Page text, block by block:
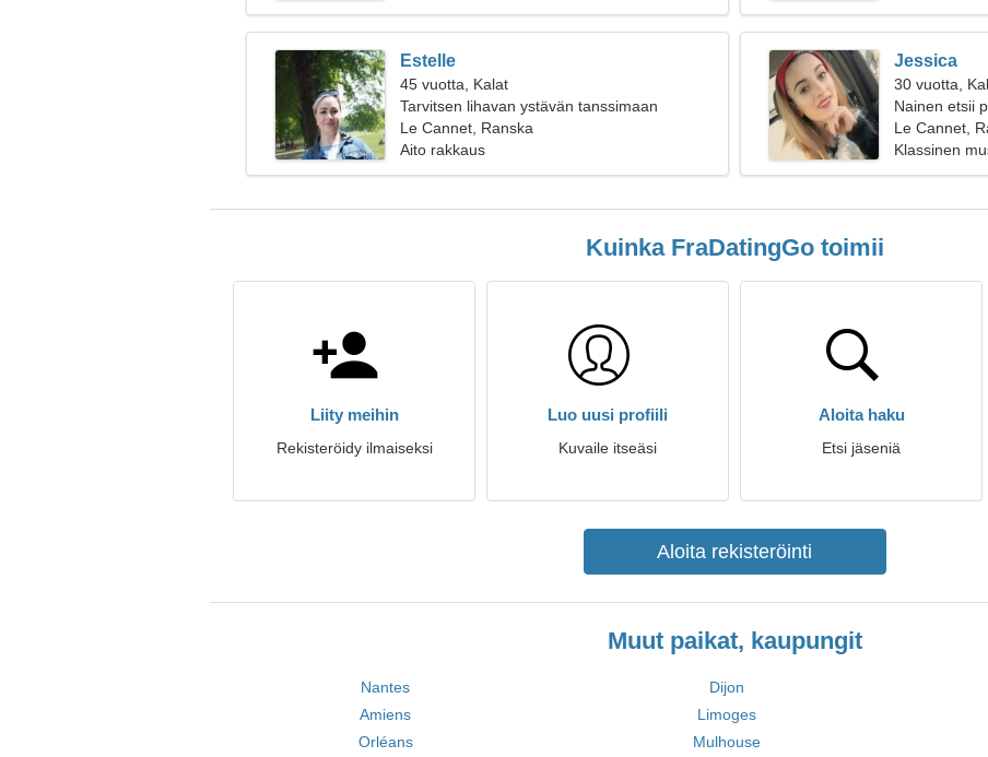
Estelle
45 vuotta, Kalat
Tarvitsen lihavan ystävän tanssimaan
yhdessä
Le Cannet, Ranska
Aito rakkaus
Jessica
30 vuotta,
Nainen etsii
Le Cannet,
Klassinen
Kuinka FraDatingGo toimii
Liity meihin
Rekisteröidy ilmaiseksi
Luo uusi profiili
Kuvaile itseäsi
Aloita haku
Etsi jäseniä
Aloita rekisteröinti
Muut paikat, kaupungit
Nantes Dijon
Amiens
Limoges
Orléans
Mulhouse